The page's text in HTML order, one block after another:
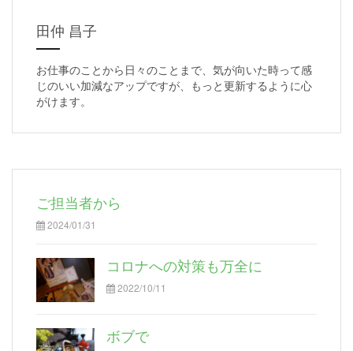
田仲 昌子
お仕事のことから日々のことまで、気が向いた時って感
じのいい加減なアップですが、もっと更新するように心
がけます。
ご担当者から
2024/01/31
コロナへの対策も万全に
2022/10/11
ボブで